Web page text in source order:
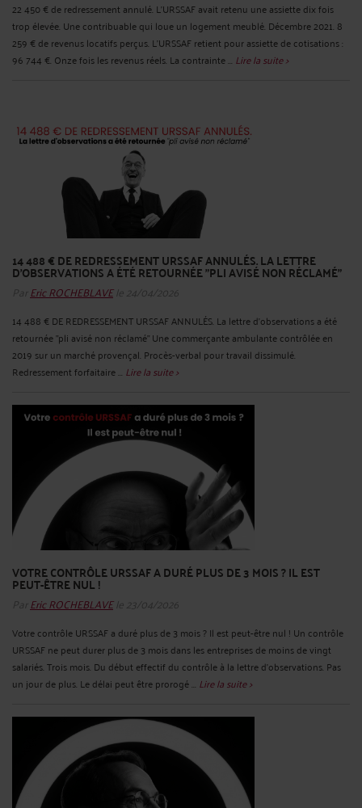
22 450 € de redressement annulé. L'URSSAF avait retenu une assiette dix fois
trop élevée. Une contribuable qui loue un logement meublé. Décembre 2021. 8
259 € de revenus locatifs perçus. L'URSSAF retient pour assiette de cotisations :
96 744 €. Onze fois les revenus réels. La contrainte ... Lire la suite >
14 488 € DE REDRESSEMENT URSSAF ANNULÉS. LA LETTRE
D'OBSERVATIONS A ÉTÉ RETOURNÉE "PLI AVISÉ NON RÉCLAMÉ"
Par Eric ROCHEBLAVEle 24/04/2026
14 488 € DE REDRESSEMENT URSSAF ANNULÉS. La lettre d'observations a été
retournée "pli avisé non réclamé" Une commerçante ambulante contrôlée en
2019 sur un marché provençal. Procès-verbal pour travail dissimulé.
Redressement forfaitaire ... Lire la suite >
VOTRE CONTRÔLE URSSAF A DURÉ PLUS DE 3 MOIS ? IL EST
PEUT-ÊTRE NUL !
Par Eric ROCHEBLAVEle 23/04/2026
Votre contrôle URSSAF a duré plus de 3 mois ? Il est peut-être nul ! Un contrôle
URSSAF ne peut durer plus de 3 mois dans les entreprises de moins de vingt
salariés. Trois mois. Du début effectif du contrôle à la lettre d'observations. Pas
un jour de plus. Le délai peut être prorogé ... Lire la suite >